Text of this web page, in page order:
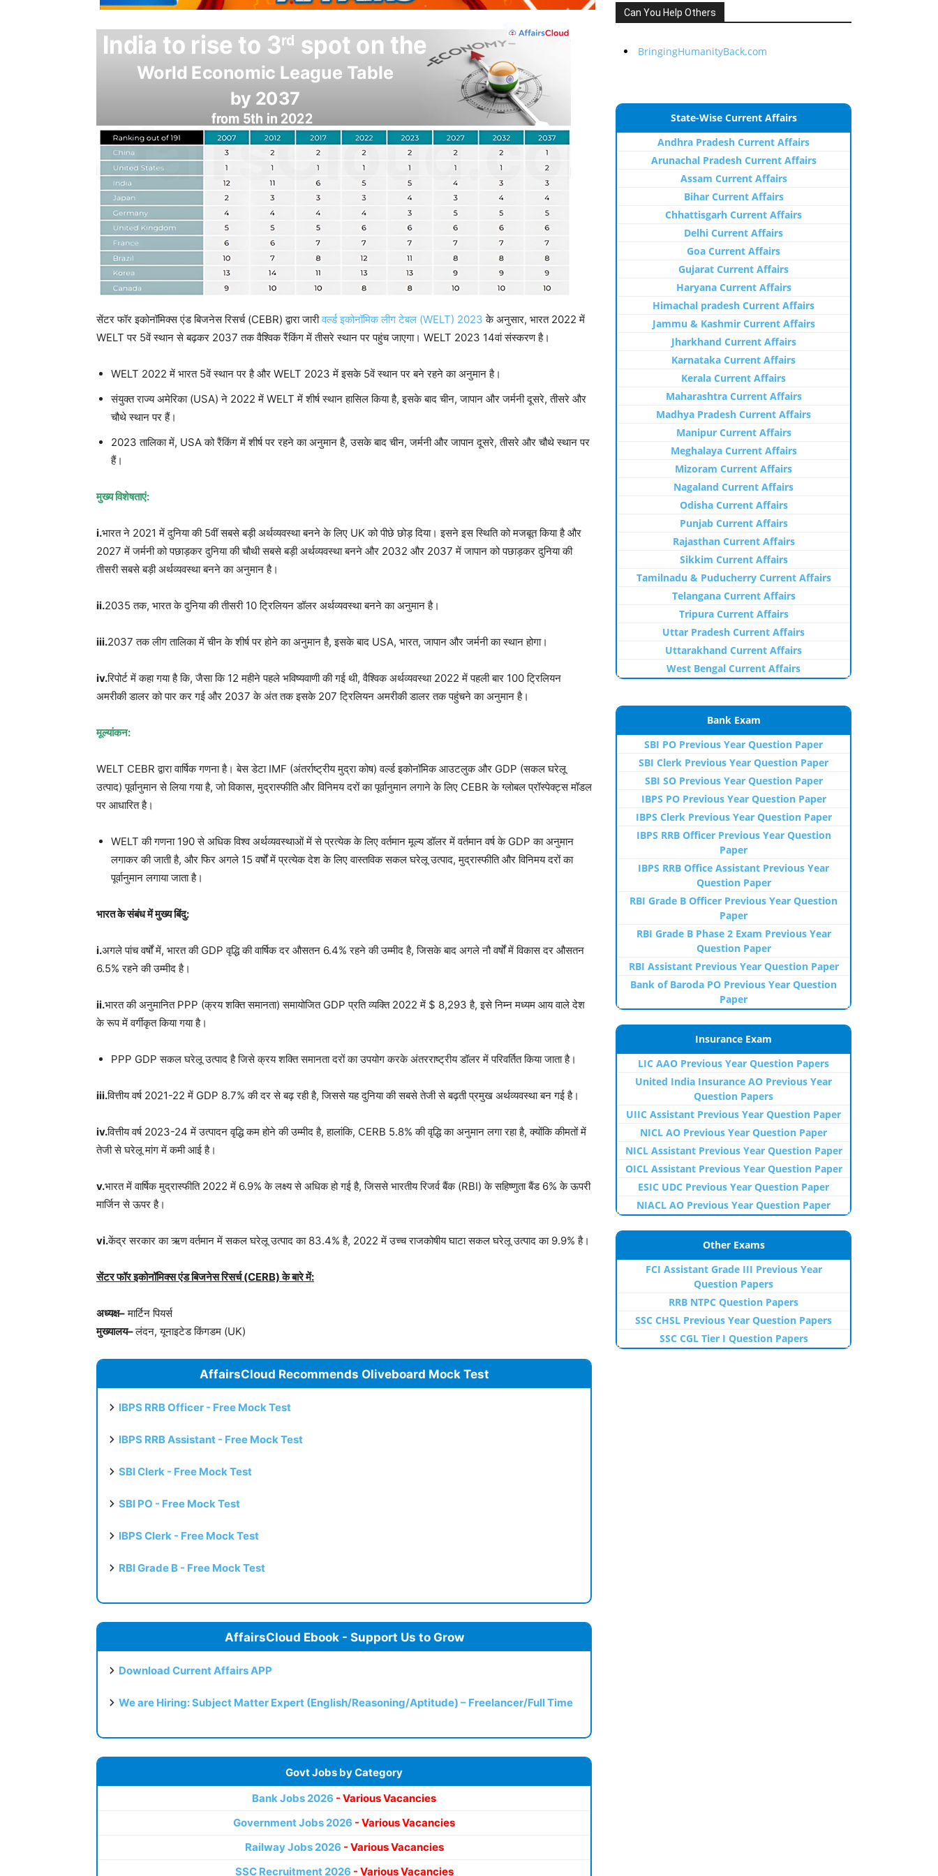
सेंटर फॉर इकोनॉमिक्स एंड बिजनेस रिसर्च (CEBR) द्वारा जारीवर्ल्ड इकोनॉमिक लीग टेबल (WELT) 2023के अनुसार, भारत 2022 में
WELT पर 5वें स्थान से बढ़कर 2037 तक वैश्विक रैंकिंग में तीसरे स्थान पर पहुंच जाएगा। WELT 2023 14वां संस्करण है।
WELT 2022 में भारत 5वें स्थान पर है और WELT 2023 में इसके 5वें स्थान पर बने रहने का अनुमान है।
संयुक्त राज्य अमेरिका (USA) ने 2022 में WELT में शीर्ष स्थान हासिल किया है, इसके बाद चीन, जापान और जर्मनी दूसरे, तीसरे और
चौथे स्थान पर हैं।
2023 तालिका में, USA को रैंकिंग में शीर्ष पर रहने का अनुमान है, उसके बाद चीन, जर्मनी और जापान दूसरे, तीसरे और चौथे स्थान पर
हैं।
मुख्य विशेषताएं:
i.भारत ने 2021 में दुनिया की 5वीं सबसे बड़ी अर्थव्यवस्था बनने के लिए UK को पीछे छोड़ दिया। इसने इस स्थिति को मजबूत किया है और
2027 में जर्मनी को पछाड़कर दुनिया की चौथी सबसे बड़ी अर्थव्यवस्था बनने और 2032 और 2037 में जापान को पछाड़कर दुनिया की
तीसरी सबसे बड़ी अर्थव्यवस्था बनने का अनुमान है।
ii.2035 तक, भारत के दुनिया की तीसरी 10 ट्रिलियन डॉलर अर्थव्यवस्था बनने का अनुमान है।
iii.2037 तक लीग तालिका में चीन के शीर्ष पर होने का अनुमान है, इसके बाद USA, भारत, जापान और जर्मनी का स्थान होगा।
iv.रिपोर्ट में कहा गया है कि, जैसा कि 12 महीने पहले भविष्यवाणी की गई थी, वैश्विक अर्थव्यवस्था 2022 में पहली बार 100 ट्रिलियन
अमरीकी डालर को पार कर गई और 2037 के अंत तक इसके 207 ट्रिलियन अमरीकी डालर तक पहुंचने का अनुमान है।
मूल्यांकन:
WELT CEBR द्वारा वार्षिक गणना है। बेस डेटा IMF (अंतर्राष्ट्रीय मुद्रा कोष) वर्ल्ड इकोनॉमिक आउटलुक और GDP (सकल घरेलू
उत्पाद) पूर्वानुमान से लिया गया है, जो विकास, मुद्रास्फीति और विनिमय दरों का पूर्वानुमान लगाने के लिए CEBR के ग्लोबल प्रॉस्पेक्ट्स मॉडल
पर आधारित है।
WELT की गणना 190 से अधिक विश्व अर्थव्यवस्थाओं में से प्रत्येक के लिए वर्तमान मूल्य डॉलर में वर्तमान वर्ष के GDP का अनुमान
लगाकर की जाती है, और फिर अगले 15 वर्षों में प्रत्येक देश के लिए वास्तविक सकल घरेलू उत्पाद, मुद्रास्फीति और विनिमय दरों का
पूर्वानुमान लगाया जाता है।
भारत के संबंध में मुख्य बिंदु:
i.अगले पांच वर्षों में, भारत की GDP वृद्धि की वार्षिक दर औसतन 6.4% रहने की उम्मीद है, जिसके बाद अगले नौ वर्षों में विकास दर औसतन
6.5% रहने की उम्मीद है।
ii.भारत की अनुमानित PPP (क्रय शक्ति समानता) समायोजित GDP प्रति व्यक्ति 2022 में $ 8,293 है, इसे निम्न मध्यम आय वाले देश
के रूप में वर्गीकृत किया गया है।
PPP GDP सकल घरेलू उत्पाद है जिसे क्रय शक्ति समानता दरों का उपयोग करके अंतरराष्ट्रीय डॉलर में परिवर्तित किया जाता है।
iii.वित्तीय वर्ष 2021-22 में GDP 8.7% की दर से बढ़ रही है, जिससे यह दुनिया की सबसे तेजी से बढ़ती प्रमुख अर्थव्यवस्था बन गई है।
iv.वित्तीय वर्ष 2023-24 में उत्पादन वृद्धि कम होने की उम्मीद है, हालांकि, CERB 5.8% की वृद्धि का अनुमान लगा रहा है, क्योंकि कीमतों में
तेजी से घरेलू मांग में कमी आई है।
v.भारत में वार्षिक मुद्रास्फीति 2022 में 6.9% के लक्ष्य से अधिक हो गई है, जिससे भारतीय रिजर्व बैंक (RBI) के सहिष्णुता बैंड 6% के ऊपरी
मार्जिन से ऊपर है।
vi.केंद्र सरकार का ऋण वर्तमान में सकल घरेलू उत्पाद का 83.4% है, 2022 में उच्च राजकोषीय घाटा सकल घरेलू उत्पाद का 9.9% है।
सेंटर फॉर इकोनॉमिक्स एंड बिजनेस रिसर्च (CERB) के बारे में:
अध्यक्ष–मार्टिन पियर्स
मुख्यालय–लंदन, यूनाइटेड किंगडम (UK)
AffairsCloud Recommends Oliveboard Mock Test
IBPS RRB Officer - Free Mock Test
IBPS RRB Assistant - Free Mock Test
SBI Clerk - Free Mock Test
SBI PO - Free Mock Test
IBPS Clerk - Free Mock Test
RBI Grade B - Free Mock Test
AffairsCloud Ebook - Support Us to Grow
Download Current Affairs APP
We are Hiring: Subject Matter Expert (English/Reasoning/Aptitude) – Freelancer/Full Time
Govt Jobs by Category
Bank Jobs 2026 - Various Vacancies
Government Jobs 2026 - Various Vacancies
Railway Jobs 2026 - Various Vacancies
SSC Recruitment 2026 - Various Vacancies
Can You Help Others
BringingHumanityBack.com
State-Wise Current Affairs
Andhra Pradesh Current Affairs
Arunachal Pradesh Current Affairs
Assam Current Affairs
Bihar Current Affairs
Chhattisgarh Current Affairs
Delhi Current Affairs
Goa Current Affairs
Gujarat Current Affairs
Haryana Current Affairs
Himachal pradesh Current Affairs
Jammu & Kashmir Current Affairs
Jharkhand Current Affairs
Karnataka Current Affairs
Kerala Current Affairs
Maharashtra Current Affairs
Madhya Pradesh Current Affairs
Manipur Current Affairs
Meghalaya Current Affairs
Mizoram Current Affairs
Nagaland Current Affairs
Odisha Current Affairs
Punjab Current Affairs
Rajasthan Current Affairs
Sikkim Current Affairs
Tamilnadu & Puducherry Current Affairs
Telangana Current Affairs
Tripura Current Affairs
Uttar Pradesh Current Affairs
Uttarakhand Current Affairs
West Bengal Current Affairs
Bank Exam
SBI PO Previous Year Question Paper
SBI Clerk Previous Year Question Paper
SBI SO Previous Year Question Paper
IBPS PO Previous Year Question Paper
IBPS Clerk Previous Year Question Paper
IBPS RRB Officer Previous Year Question
Paper
IBPS RRB Office Assistant Previous Year
Question Paper
RBI Grade B Officer Previous Year Question
Paper
RBI Grade B Phase 2 Exam Previous Year
Question Paper
RBI Assistant Previous Year Question Paper
Bank of Baroda PO Previous Year Question
Paper
Insurance Exam
LIC AAO Previous Year Question Papers
United India Insurance AO Previous Year
Question Papers
UIIC Assistant Previous Year Question Paper
NICL AO Previous Year Question Paper
NICL Assistant Previous Year Question Paper
OICL Assistant Previous Year Question Paper
ESIC UDC Previous Year Question Paper
NIACL AO Previous Year Question Paper
Other Exams
FCI Assistant Grade III Previous Year
Question Papers
RRB NTPC Question Papers
SSC CHSL Previous Year Question Papers
SSC CGL Tier I Question Papers